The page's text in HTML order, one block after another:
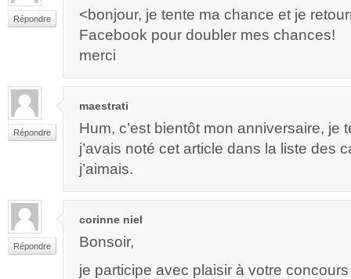
Répondre
<bonjour, je tente ma chance et je
Facebook pour doubler mes chances!
merci
Répondre
maestrati
Hum, c’est bientôt mon anniversaire, je
j’avais noté cet article dans la liste des
j’aimais.
Répondre
corinne niel
Bonsoir,
je participe avec plaisir à votre concours